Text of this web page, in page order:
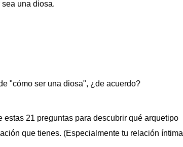
una diosa.
"cómo ser una diosa", ¿de acuerdo?
21 preguntas para descubrir qué arquetipo
que tienes. (Especialmente tu relación íntima